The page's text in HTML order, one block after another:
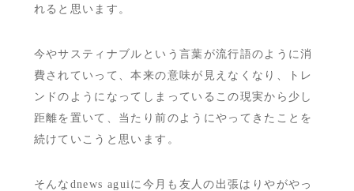
れると思います。
今やサスティナブルという言葉が流行語のように消
費されていって、本来の意味が見えなくなり、トレ
ンドのようになってしまっているこの現実から少し
距離を置いて、当たり前のようにやってきたことを
続けていこうと思います。
そんなdnews aguiに今月も友人の出張はりやがやっ